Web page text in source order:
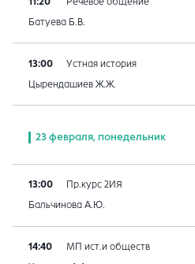
Батуева Б.В.
13:00 Устная история
Цырендашиев Ж.Ж.
23 февраля, понедельник
13:00 Пр.курс 2ИЯ
Бальчинова А.Ю.
14:40 МП ист.и обществ